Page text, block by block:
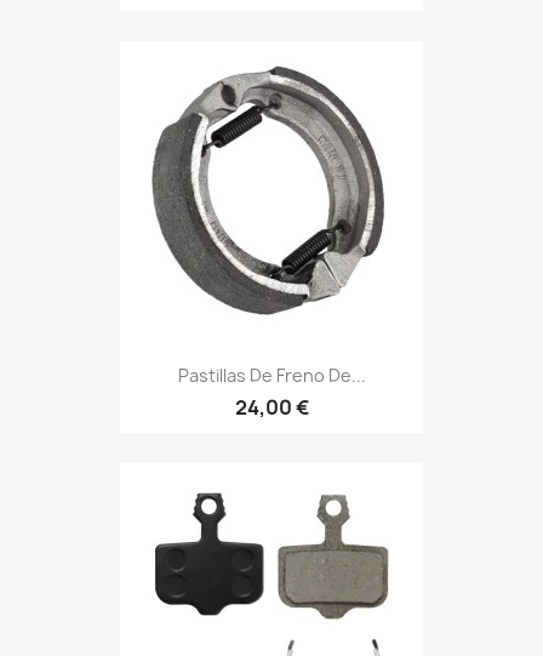
Pastillas De Freno De...
24,00 €